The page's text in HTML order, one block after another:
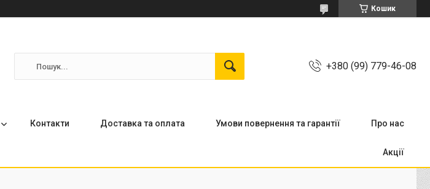
Кошик
+380 (99) 779-46-08
Контакти Доставка та оплата Умови повернення та гарантії Про нас
Акції